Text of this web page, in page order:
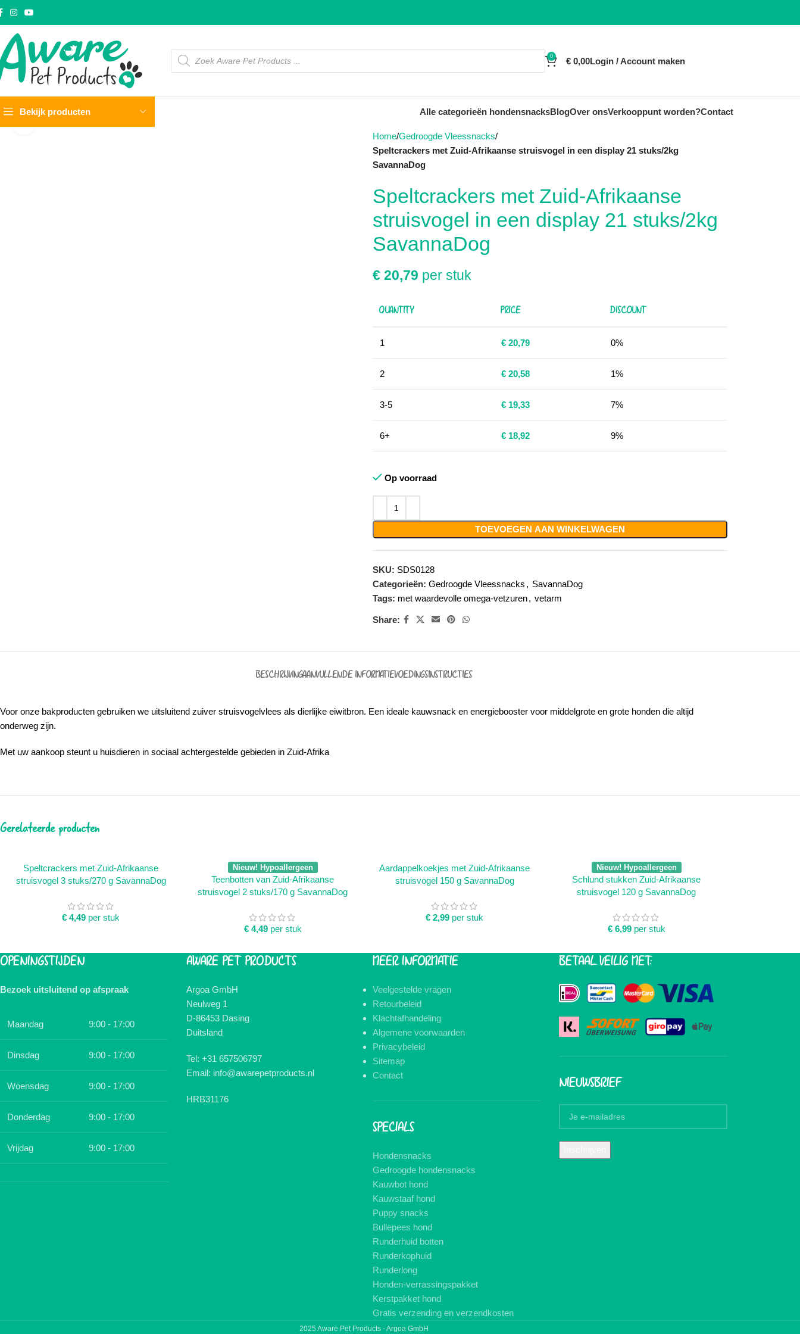
0 € 0,00Login / Account maken
Bekijk producten Alle categorieën hondensnacksBlogOver onsVerkooppunt worden?Contact
Click to enlarge
Home Gedroogde Vleessnacks
Speltcrackers met Zuid-Afrikaanse struisvogel in een display 21 stuks/2kg
SavannaDog
Speltcrackers met Zuid-Afrikaanse
struisvogel in een display 21 stuks/2kg
SavannaDog
€20,79 per stuk
QUANTITY PRICE DISCOUNT
1 €20,79 0%
2 €20,58 1%
3-5 €19,33 7%
6+ €18,92 9%
Op voorraad
TOEVOEGEN AAN WINKELWAGEN
SKU: SDS0128
Categorieën: Gedroogde Vleessnacks , SavannaDog
Tags: met waardevolle omega-vetzuren, vetarm
Share:
BESCHRIJVINGAANVULLENDE INFORMATIEVOEDINGSINSTRUCTIES
Voor onze bakproducten gebruiken we uitsluitend zuiver struisvogelvlees als dierlijke eiwitbron. Een ideale kauwsnack en energiebooster voor middelgrote en grote honden die altijd
onderweg zijn.
Met uw aankoop steunt u huisdieren in sociaal achtergestelde gebieden in Zuid-Afrika
Gerelateerde producten
TOEVOEGEN AAN WINKELWAGEN
Speltcrackers met Zuid-Afrikaanse
struisvogel 3 stuks/270 g SavannaDog
€ 4,49 per stuk
TOEVOEGEN AAN WINKELWAGEN
Nieuw! Hypoallergeen
Teenbotten van Zuid-Afrikaanse
struisvogel 2 stuks/170 g SavannaDog
€4,49 per stuk
TOEVOEGEN AAN WINKELWAGEN
Aardappelkoekjes met Zuid-Afrikaanse
struisvogel 150 g SavannaDog
€ 2,99 per stuk
TOEVOEGEN AAN WINKELWAGEN
Nieuw! Hypoallergeen
Schlund stukken Zuid-Afrikaanse
struisvogel 120 g SavannaDog
€6,99 per stuk
OPENINGSTIJDEN
Bezoek uitsluitend op afspraak
Maandag 9:00 - 17:00
Dinsdag 9:00 - 17:00
Woensdag 9:00 - 17:00
Donderdag 9:00 - 17:00
Vrijdag 9:00 - 17:00
AWARE PET PRODUCTS
Argoa GmbH
Neulweg 1
D-86453 Dasing
Duitsland
Tel: +31 657506797
Email: info@awarepetproducts.nl
HRB31176
MEER INFORMATIE
Veelgestelde vragen
Retourbeleid
Klachtafhandeling
Algemene voorwaarden
Privacybeleid
Sitemap
Contact
SPECIALS
Hondensnacks
Gedroogde hondensnacks
Kauwbot hond
Kauwstaaf hond
Puppy snacks
Bullepees hond
Runderhuid botten
Runderkophuid
Runderlong
Honden-verrassingspakket
Kerstpakket hond
Gratis verzending en verzendkosten
BETAAL VEILIG MET:
NIEUWSBRIEF
2025 Aware Pet Products - Argoa GmbH